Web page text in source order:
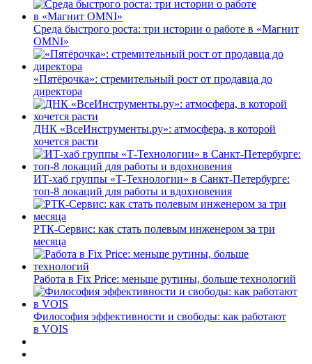
Среда быстрого роста: три истории о работе в «Магнит
OMNI»
«Пятёрочка»: стремительный рост от продавца до
директора
ДНК «ВсеИнструменты.ру»: атмосфера, в которой
хочется расти
ИТ-хаб группы «Т-Технологии» в Санкт-Петербурге:
топ-8 локаций для работы и вдохновения
РТК-Сервис: как стать полевым инженером за три
месяца
Работа в Fix Price: меньше рутины, больше технологий
Философия эффективности и свободы: как работают
в VOIS